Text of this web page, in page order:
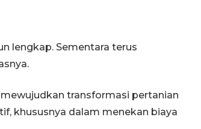
lengkap. Sementara terus
transformasi pertanian
khususnya dalam menekan biaya